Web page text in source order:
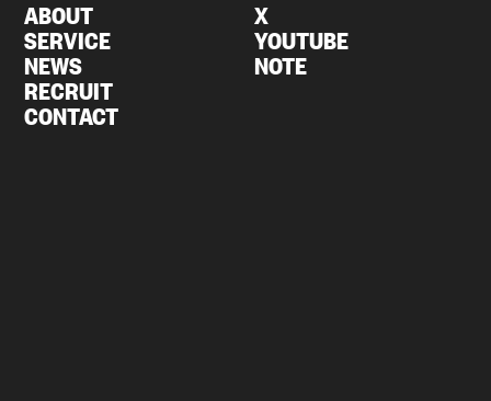
ABOUT
SERVICE
NEWS
RECRUIT
CONTACT
X
YOUTUBE
NOTE